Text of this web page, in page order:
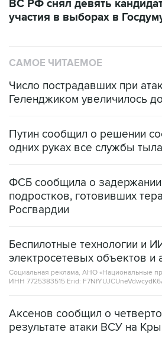
Число пострадавших при
Путин сообщил о решении
ФСБ сообщила о
Росгвардии
Беспилотные технологии и
Социальная реклама, АНО «Национальные
ИНН 7725383515 Erid:
Аксенов сообщил о